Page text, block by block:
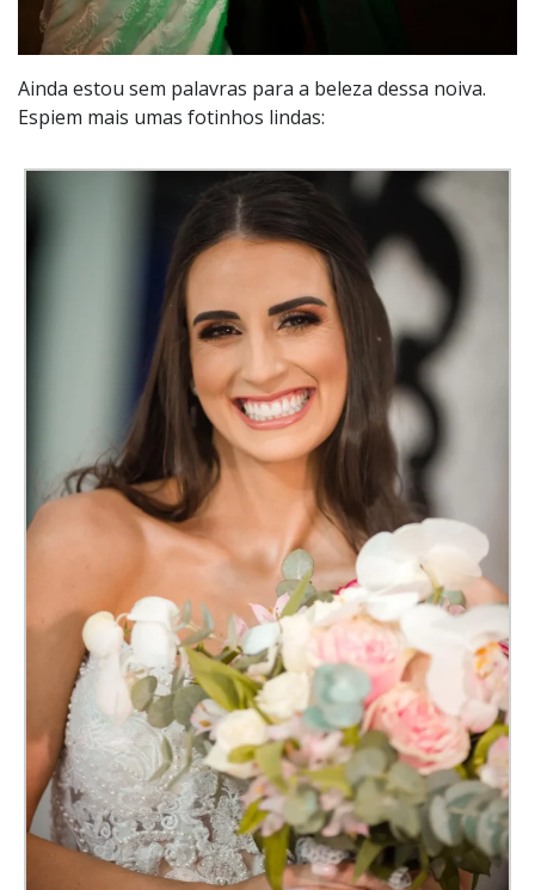
Ainda estou sem palavras para a beleza dessa noiva.
Espiem mais umas fotinhos lindas: